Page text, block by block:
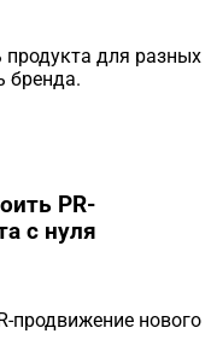
продукта для разных
бренда.
PR-
с нуля
продвижение нового